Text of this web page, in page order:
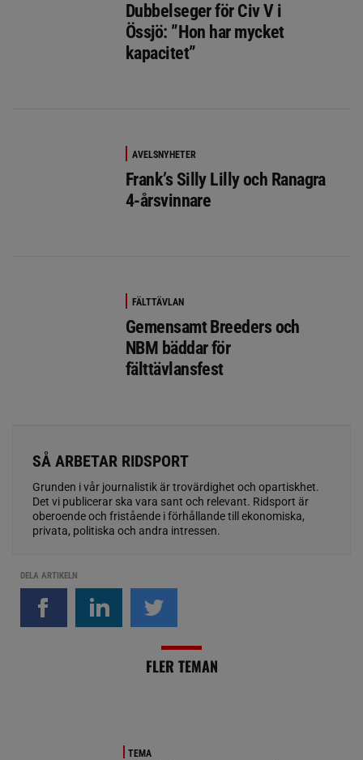
Dubbelseger för Civ V i
Össjö: ”Hon har mycket
kapacitet”
AVELSNYHETER
Frank’s Silly Lilly och Ranagra
4-årsvinnare
FÄLTTÄVLAN
Gemensamt Breeders och
NBM bäddar för
fälttävlansfest
SÅ ARBETAR RIDSPORT
Grunden i vår journalistik är trovärdighet och opartiskhet.
Det vi publicerar ska vara sant och relevant. Ridsport är
oberoende och fristående i förhållande till ekonomiska,
privata, politiska och andra intressen.
DELA ARTIKELN
FLER TEMAN
TEMA